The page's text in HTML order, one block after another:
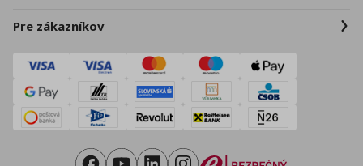
Pre zákazníkov